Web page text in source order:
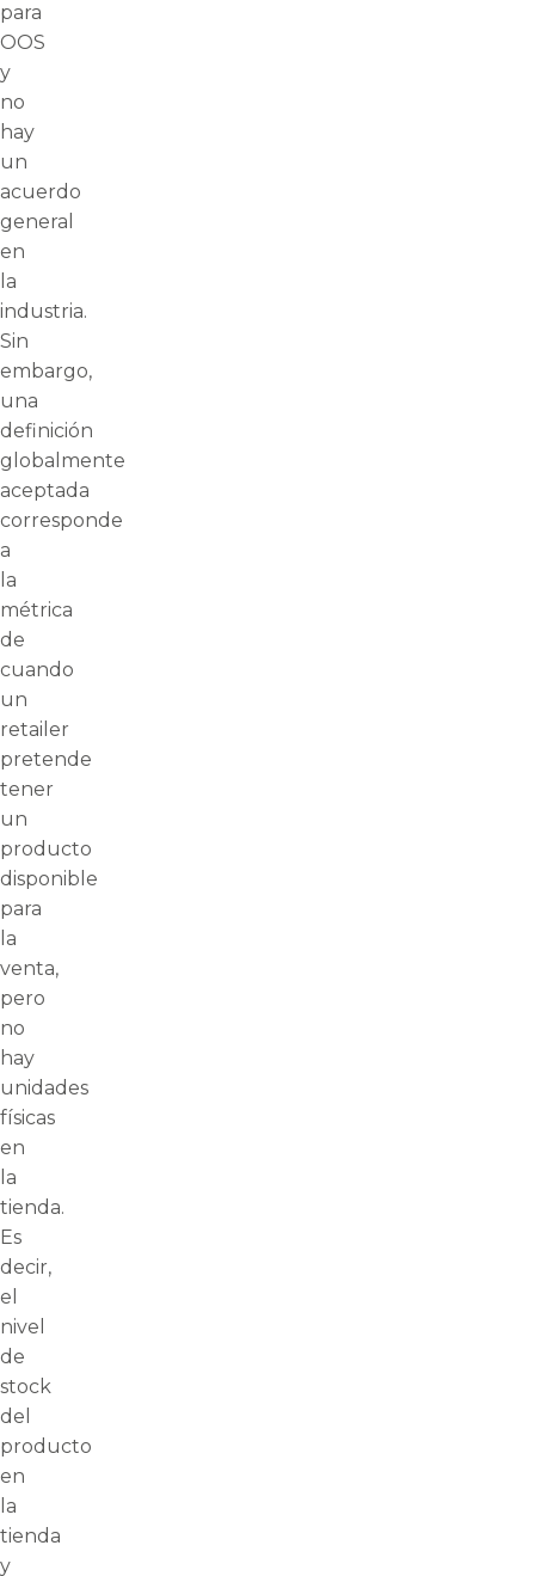
para
OOS
y
no
hay
un
acuerdo
general
en
la
industria.
Sin
embargo,
una
definición
globalmente
aceptada
corresponde
a
la
métrica
de
cuando
un
retailer
pretende
tener
un
producto
disponible
para
la
venta,
pero
no
hay
unidades
físicas
en
la
tienda.
Es
decir,
el
nivel
de
stock
del
producto
en
la
tienda
y